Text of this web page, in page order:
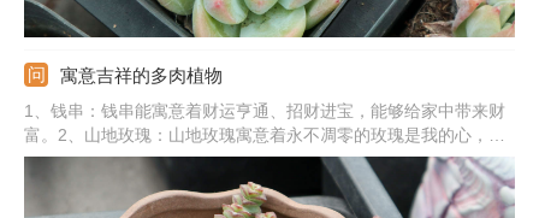
寓意吉祥的多肉植物
1、钱串：钱串能寓意着财运亨通、招财进宝，能够给家中带来财
富。2、山地玫瑰：山地玫瑰寓意着永不凋零的玫瑰是我的心，能
象征爱情。3、佛珠：佛珠能寓意着吉祥、如意，给人们带来好运
气。4、熊童子：熊童子的寓意是玲珑优雅，也有较好的观赏性。
5、其他植物：还有爱之蔓、心叶球兰、玉露、火祭、吸财树、红